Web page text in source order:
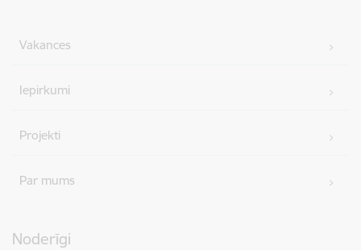
Vakances
Iepirkumi
Projekti
Par mums
Noderīgi